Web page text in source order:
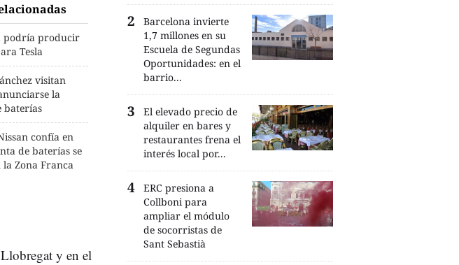
podría producir
Tesla
visitan
la
baterías
confía en
de baterías se
Zona Franca
y en el
Barcelona invierte
1,7 millones en su
Escuela de Segundas
Oportunidades: en el
barrio...
El elevado precio de
alquiler en bares y
restaurantes frena el
interés local por...
ERC presiona a
Collboni para
ampliar el módulo
de socorristas de
Sant Sebastià